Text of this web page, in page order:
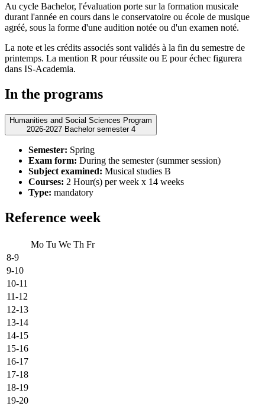
Au cycle Bachelor, l'évaluation porte sur la formation musicale
durant l'année en cours dans le conservatoire ou école de musique
agréé, sous la forme d'une audition notée ou d'un examen noté.
La note et les crédits associés sont validés à la fin du semestre de
printemps. La mention R pour réussite ou E pour échec figurera
dans IS-Academia.
In the programs
Humanities and Social Sciences Program
2026-2027 Bachelor semester 4
Semester: Spring
Exam form: During the semester (summer session)
Subject examined: Musical studies B
Courses: 2 Hour(s) per week x 14 weeks
Type: mandatory
Reference week
Mo Tu We Th Fr
8-9
9-10
10-11
11-12
12-13
13-14
14-15
15-16
16-17
17-18
18-19
19-20